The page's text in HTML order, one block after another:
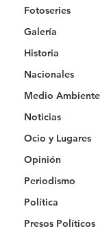
Fotoseries
Galería
Historia
Nacionales
Medio Ambiente
Noticias
Ocio y Lugares
Opinión
Periodismo
Política
Presos Políticos